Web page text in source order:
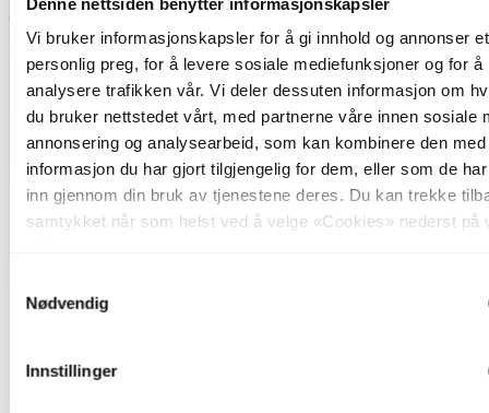
Vi bruker informasjonskapsler for å gi innhold og annonser et
personlig preg, for å levere sosiale mediefunksjoner og for å
analysere trafikken vår. Vi deler dessuten informasjon om
du bruker nettstedet vårt, med partnerne våre innen sosiale
annonsering og analysearbeid, som kan kombinere den med
informasjon du har gjort tilgjengelig for dem, eller som de
inn gjennom din bruk av tjenestene deres. Du kan trekke
samtykket når som helst ved å velge «Cookies» nederst på
Nødvendig
Innstillinger